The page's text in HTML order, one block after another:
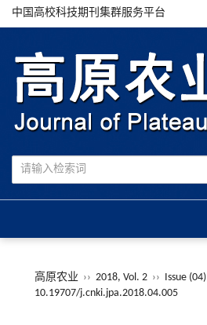
中国高校科技期刊集群服务平台
高原农业 ›› 2018, Vol. 2 ›› Issue (04)
10.19707/j.cnki.jpa.2018.04.005